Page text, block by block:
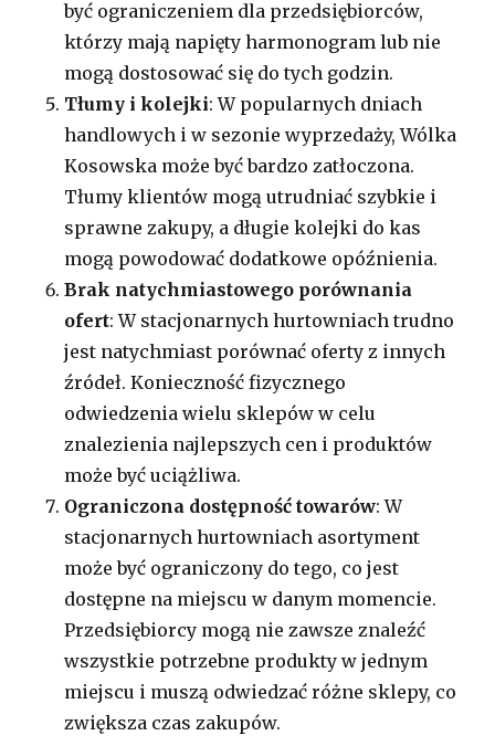
być ograniczeniem dla przedsiębiorców,
którzy mają napięty harmonogram lub nie
mogą dostosować się do tych godzin.
Tłumy i kolejki: W popularnych dniach
handlowych i w sezonie wyprzedaży, Wólka
Kosowska może być bardzo zatłoczona.
Tłumy klientów mogą utrudniać szybkie i
sprawne zakupy, a długie kolejki do kas
mogą powodować dodatkowe opóźnienia.
Brak natychmiastowego porównania
ofert: W stacjonarnych hurtowniach trudno
jest natychmiast porównać oferty z innych
źródeł. Konieczność fizycznego
odwiedzenia wielu sklepów w celu
znalezienia najlepszych cen i produktów
może być uciążliwa.
Ograniczona dostępność towarów: W
stacjonarnych hurtowniach asortyment
może być ograniczony do tego, co jest
dostępne na miejscu w danym momencie.
Przedsiębiorcy mogą nie zawsze znaleźć
wszystkie potrzebne produkty w jednym
miejscu i muszą odwiedzać różne sklepy, co
zwiększa czas zakupów.